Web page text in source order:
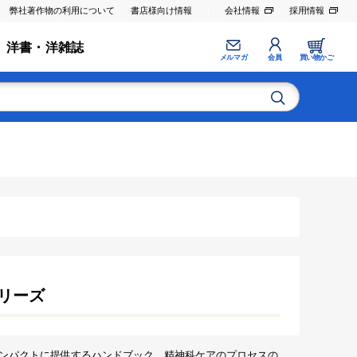
弊社著作物の利用について 書店様向け情報 会社情報 採用情報
洋書・洋雑誌
メルマガ 会員 買い物かご
ーズ